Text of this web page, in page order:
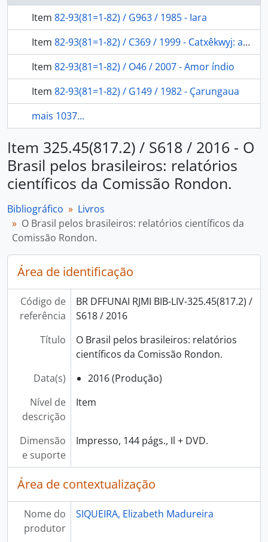
Item 82-93(81=1-82) / G963 / 1985 - Iara
Item 82-93(81=1-82) / C369 / 1999 - Catxêkwyj: a estrela mulher (um mito do povo krahô).
Item 82-93(81=1-82) / O46 / 2007 - Amor índio
Item 82-93(81=1-82) / G149 / 1982 - Çarungaua
mais 1037...
Item 325.45(817.2) / S618 / 2016 - O
Brasil pelos brasileiros: relatórios
científicos da Comissão Rondon.
Bibliográfico
Livros
O Brasil pelos brasileiros: relatórios científicos da
Comissão Rondon.
Área de identificação
Código de
referência
BR DFFUNAI RJMI BIB-LIV-325.45(817.2) /
S618 / 2016
Título
O Brasil pelos brasileiros: relatórios
científicos da Comissão Rondon.
Data(s)
2016 (Produção)
Nível de
descrição
Item
Dimensão
e suporte
Impresso, 144 págs., Il + DVD.
Área de contextualização
Nome do
produtor
SIQUEIRA, Elizabeth Madureira